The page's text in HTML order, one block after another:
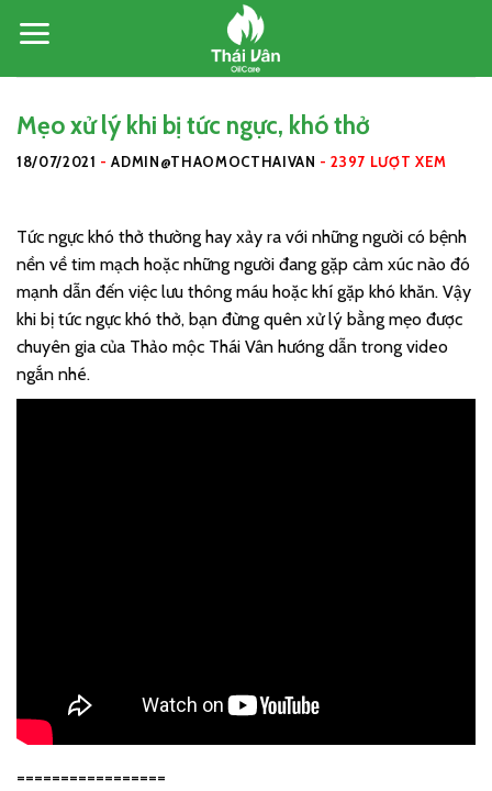
Mẹo xử lý khi bị tức ngực, khó thở
18/07/2021 -ADMIN@THAOMOCTHAIVAN -2397 LƯỢT XEM
Tức ngực khó thở thường hay xảy ra với những người có bệnh
nền về tim mạch hoặc những người đang gặp cảm xúc nào đó
mạnh dẫn đến việc lưu thông máu hoặc khí gặp khó khăn. Vậy
khi bị tức ngực khó thở, bạn đừng quên xử lý bằng mẹo được
chuyên gia của Thảo mộc Thái Vân hướng dẫn trong video
ngắn nhé.
=================